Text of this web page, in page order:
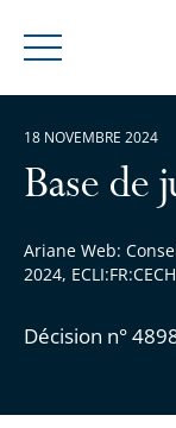
Menu
Base de
Ariane Web:
2024,
Décision n°
18 NOVEMBRE 2024